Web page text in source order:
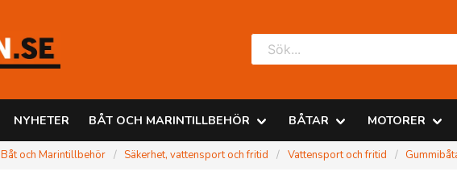
NYHETER BÅT OCH MARINTILLBEHÖR BÅTAR MOTORER
Båt och Marintillbehör Säkerhet, vattensport och fritid Vattensport och fritid